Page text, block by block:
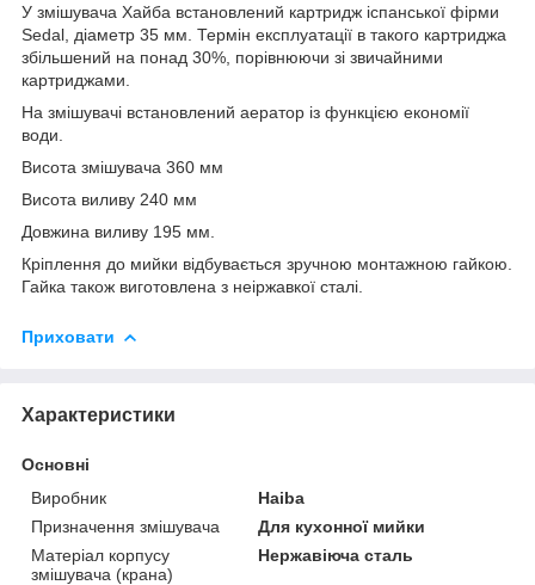
У змішувача Хайба встановлений картридж іспанської фірми
Sedal, діаметр 35 мм. Термін експлуатації в такого картриджа
збільшений на понад 30%, порівнюючи зі звичайними
картриджами.
На змішувачі встановлений аератор із функцією економії
води.
Висота змішувача 360 мм
Висота виливу 240 мм
Довжина виливу 195 мм.
Кріплення до мийки відбувається зручною монтажною гайкою.
Гайка також виготовлена з неіржавкої сталі.
Приховати
Характеристики
Основні
Виробник
Haiba
Призначення змішувача
Для кухонної мийки
Матеріал корпусу
змішувача (крана)
Нержавіюча сталь